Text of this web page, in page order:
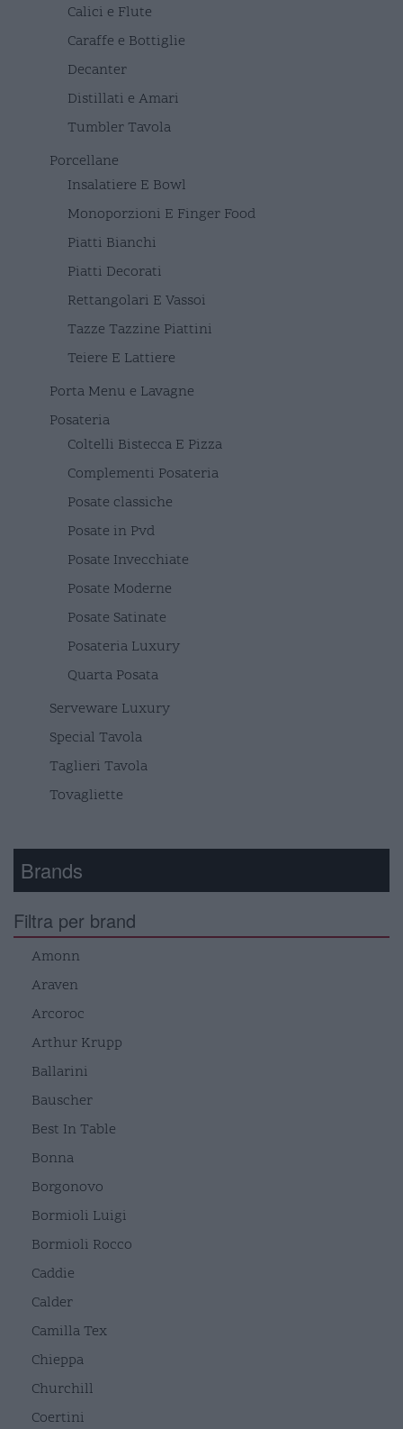
Calici e Flute
Caraffe e Bottiglie
Decanter
Distillati e Amari
Tumbler Tavola
Porcellane
Insalatiere E Bowl
Monoporzioni E Finger Food
Piatti Bianchi
Piatti Decorati
Rettangolari E Vassoi
Tazze Tazzine Piattini
Teiere E Lattiere
Porta Menu e Lavagne
Posateria
Coltelli Bistecca E Pizza
Complementi Posateria
Posate classiche
Posate in Pvd
Posate Invecchiate
Posate Moderne
Posate Satinate
Posateria Luxury
Quarta Posata
Serveware Luxury
Special Tavola
Taglieri Tavola
Tovagliette
Brands
Filtra per brand
Amonn
Araven
Arcoroc
Arthur Krupp
Ballarini
Bauscher
Best In Table
Bonna
Borgonovo
Bormioli Luigi
Bormioli Rocco
Caddie
Calder
Camilla Tex
Chieppa
Churchill
Coertini